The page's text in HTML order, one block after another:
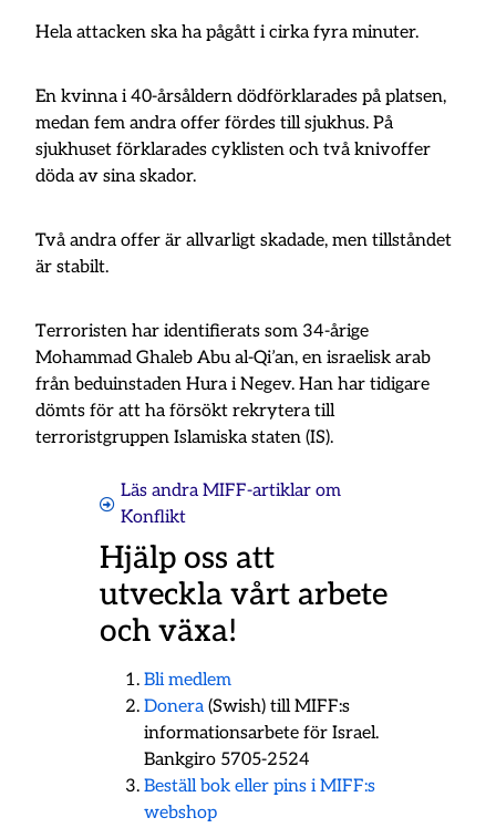
Hela attacken ska ha pågått i cirka fyra minuter.
En kvinna i 40-årsåldern dödförklarades på platsen,
medan fem andra offer fördes till sjukhus. På
sjukhuset förklarades cyklisten och två knivoffer
döda av sina skador.
Två andra offer är allvarligt skadade, men tillståndet
är stabilt.
Terroristen har identifierats som 34-årige
Mohammad Ghaleb Abu al-Qi’an, en israelisk arab
från beduinstaden Hura i Negev. Han har tidigare
dömts för att ha försökt rekrytera till
terroristgruppen Islamiska staten (IS).
Läs andra MIFF-artiklar om
Konflikt
Hjälp oss att
utveckla vårt arbete
och växa!
Bli medlem
Donera(Swish) till MIFF:s
informationsarbete för Israel.
Bankgiro 5705-2524
Beställ bok eller pins i MIFF:s
webshop